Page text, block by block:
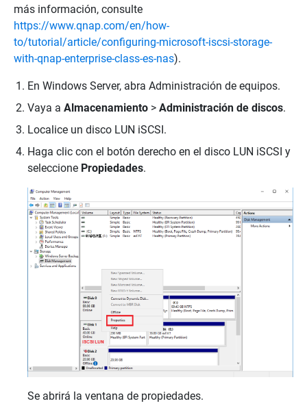
más información, consulte
https://www.qnap.com/en/how-
to/tutorial/article/configuring-microsoft-iscsi-storage-
with-qnap-enterprise-class-es-nas).
En Windows Server, abra Administración de equipos.
Vaya a Almacenamiento > Administración de discos.
Localice un disco LUN iSCSI.
Haga clic con el botón derecho en el disco LUN iSCSI y
seleccione Propiedades.
Se abrirá la ventana de propiedades.